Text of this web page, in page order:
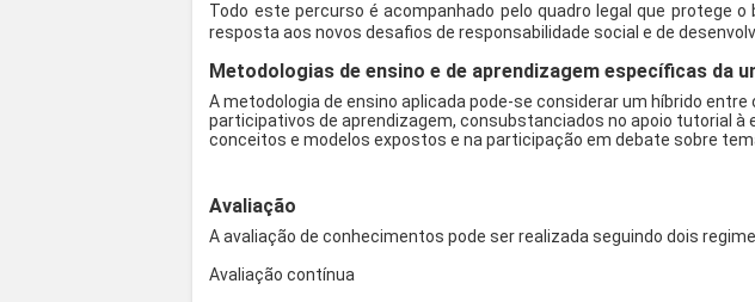
Todo este percurso é acompanhado pelo quadro legal que protege
resposta aos novos desafios de responsabilidade social e de
Metodologias de ensino e de aprendizagem específicas da
A metodologia de ensino aplicada pode-se considerar um híbrido
participativos de aprendizagem, consubstanciados no apoio tutorial
conceitos e modelos expostos e na participação em debate sobre
Avaliação
A avaliação de conhecimentos pode ser realizada seguindo dois
Avaliação contínua